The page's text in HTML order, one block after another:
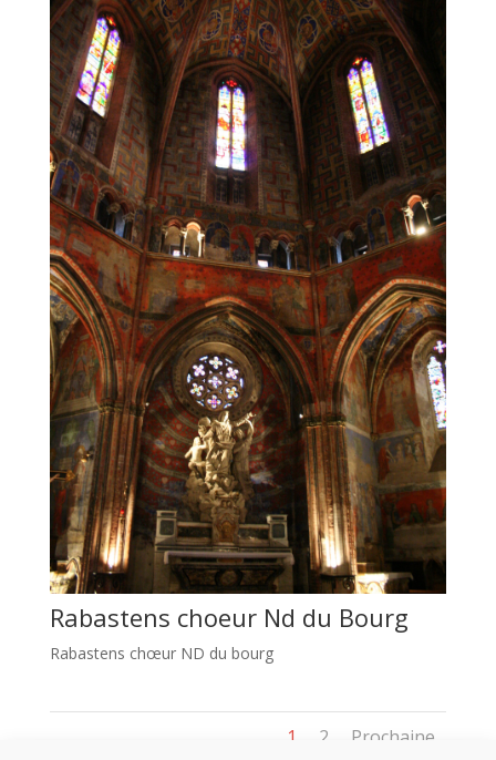
Rabastens choeur Nd du Bourg
Rabastens chœur ND du bourg
1 2 Prochaine